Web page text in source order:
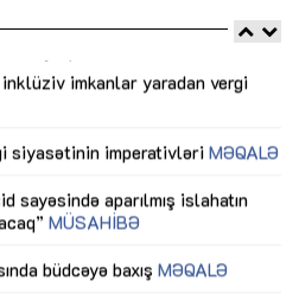
imkanlar yaradan vergi
siyasətinin imperativləri MƏQALƏ
aparılmış islahatın
MÜSAHİBƏ
büdcəyə baxış MƏQALƏ